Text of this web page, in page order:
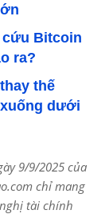
cứu Bitcoin
ra?
thế
dưới
9/9/2025 của
chỉ mang
tài chính